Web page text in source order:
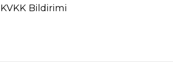
KVKK Bildirimi